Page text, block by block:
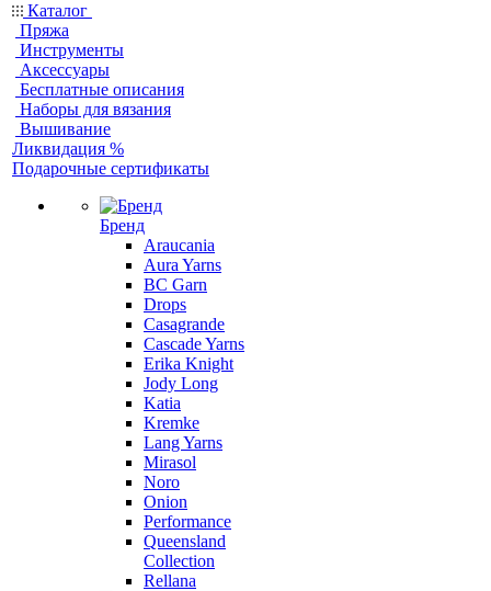
Каталог
Пряжа
Инструменты
Аксессуары
Бесплатные описания
Наборы для вязания
Вышивание
Ликвидация %
Подарочные сертификаты
Бренд
Araucania
Aura Yarns
BC Garn
Drops
Casagrande
Cascade Yarns
Erika Knight
Jody Long
Katia
Kremke
Lang Yarns
Mirasol
Noro
Onion
Performance
Queensland
Collection
Rellana